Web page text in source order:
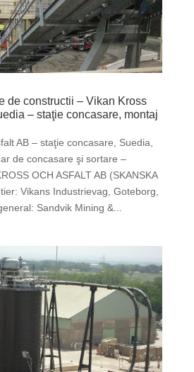
de constructii – Vikan Kross
– staţie concasare, montaj
AB – staţie concasare, Suedia,
de concasare şi sortare –
OCH ASFALT AB (SKANSKA
Vikans Industrievag, Goteborg,
Sandvik Mining &...